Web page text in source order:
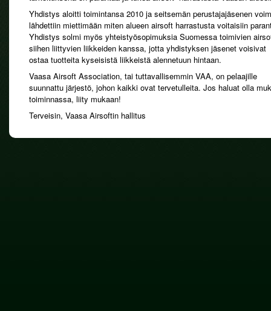
Yhdistys aloitti toimintansa 2010 ja seitsemän perustajajäsenen
lähdettiin miettimään miten alueen airsoft harrastusta voitaisiin
Yhdistys solmi myös yhteistyösopimuksia Suomessa toimivien
siihen liittyvien liikkeiden kanssa, jotta yhdistyksen jäsenet voisivat
ostaa tuotteita kyseisistä liikkeistä alennetuun hintaan.
Vaasa Airsoft Association, tai tuttavallisemmin VAA, on pelaajille
suunnattu järjestö, johon kaikki ovat tervetulleita. Jos haluat olla
toiminnassa, liity mukaan!
Terveisin, Vaasa Airsoftin hallitus